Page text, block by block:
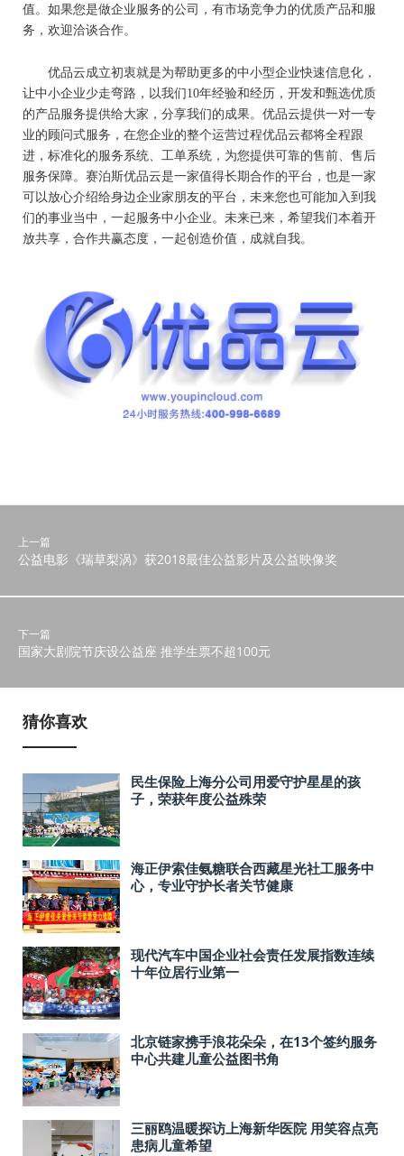
值。如果您是做企业服务的公司，有市场竞争力的优质产品和服
务，欢迎洽谈合作。
优品云成立初衷就是为帮助更多的中小型企业快速信息化，
让中小企业少走弯路，以我们10年经验和经历，开发和甄选优质
的产品服务提供给大家，分享我们的成果。优品云提供一对一专
业的顾问式服务，在您企业的整个运营过程优品云都将全程跟
进，标准化的服务系统、工单系统，为您提供可靠的售前、售后
服务保障。赛泊斯优品云是一家值得长期合作的平台，也是一家
可以放心介绍给身边企业家朋友的平台，未来您也可能加入到我
们的事业当中，一起服务中小企业。未来已来，希望我们本着开
放共享，合作共赢态度，一起创造价值，成就自我。
上一篇
公益电影《瑞草梨涡》获2018最佳公益影片及公益映像奖
下一篇
国家大剧院节庆设公益座 推学生票不超100元
猜你喜欢
民生保险上海分公司用爱守护星星的孩
子，荣获年度公益殊荣
海正伊索佳氨糖联合西藏星光社工服务中
心，专业守护长者关节健康
现代汽车中国企业社会责任发展指数连续
十年位居行业第一
北京链家携手浪花朵朵，在13个签约服务
中心共建儿童公益图书角
三丽鸥温暖探访上海新华医院 用笑容点亮
患病儿童希望